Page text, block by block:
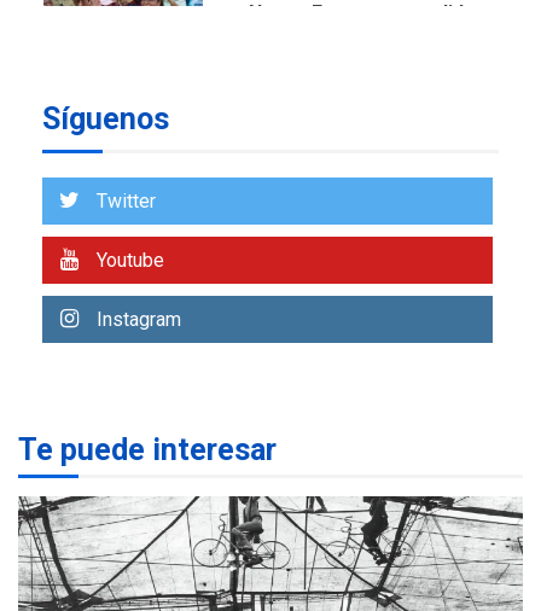
en Nueva Esparta consolida
7
2
Margarita será sede de
para aprender a atender
adultos mayores
REGIONALES ÚLTIMA HORA
Mariño fortalece capacidad
Síguenos
Twitter
Youtube
Instagram
Te puede interesar